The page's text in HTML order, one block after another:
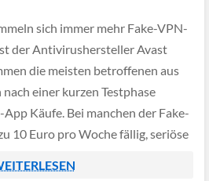
sich immer mehr Fake-VPN-
der Antivirushersteller Avast
die meisten betroffenen aus
einer kurzen Testphase
Käufe. Bei manchen der Fake-
10 Euro pro Woche fällig, seriöse